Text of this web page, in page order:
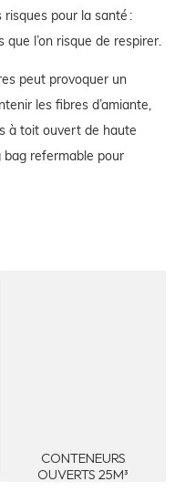
pour la santé :
que l’on risque de respirer.
peut provoquer un
les fibres d’amiante,
à toit ouvert de haute
bag refermable pour
CONTENEURS
OUVERTS 25M³